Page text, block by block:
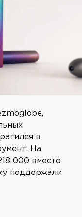
в
На
000 вместо
поддержали